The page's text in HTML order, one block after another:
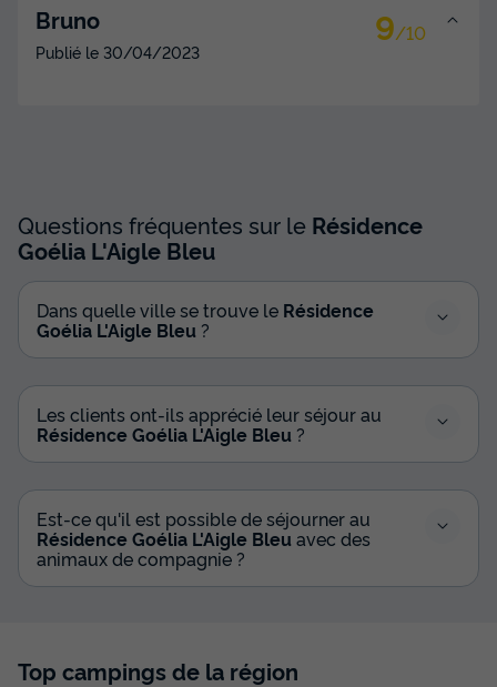
Bruno 9/10
Publié le 30/04/2023
Questions fréquentes sur le Résidence
Goélia L'Aigle Bleu
Dans quelle ville se trouve le Résidence
Goélia L'Aigle Bleu ?
Les clients ont-ils apprécié leur séjour au
Résidence Goélia L'Aigle Bleu ?
Est-ce qu'il est possible de séjourner au
Résidence Goélia L'Aigle Bleuavec des
animaux de compagnie ?
Top campings de la région